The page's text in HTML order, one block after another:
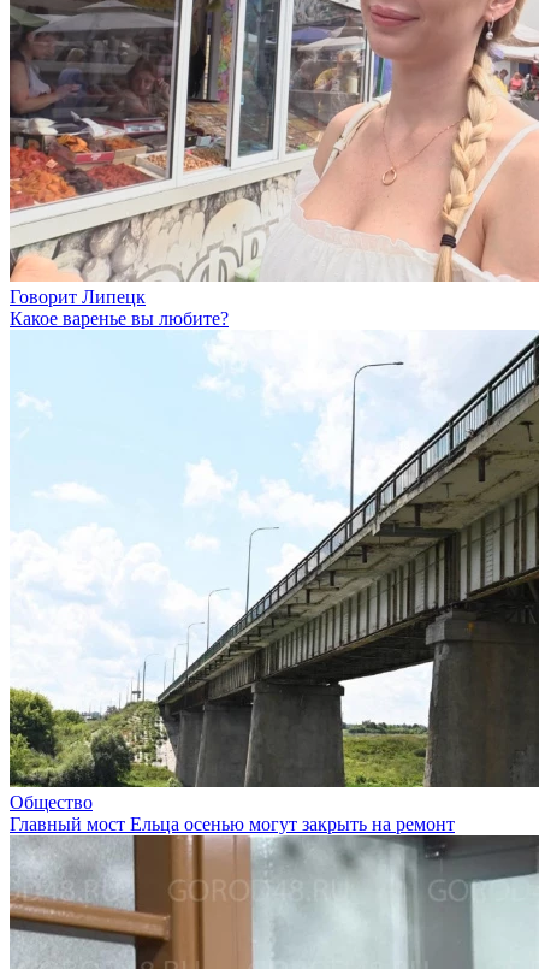
Говорит Липецк
Какое варенье вы любите?
Общество
Главный мост Ельца осенью могут закрыть на ремонт